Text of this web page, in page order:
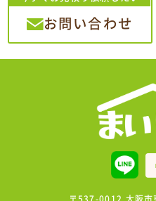
お問い合わせ
〒537-0012 大阪市